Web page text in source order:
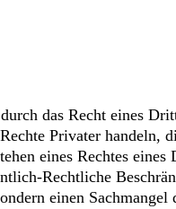
das Recht eines
Privater handeln,
eines Rechtes eines
Rechtliche
einen Sachmangel